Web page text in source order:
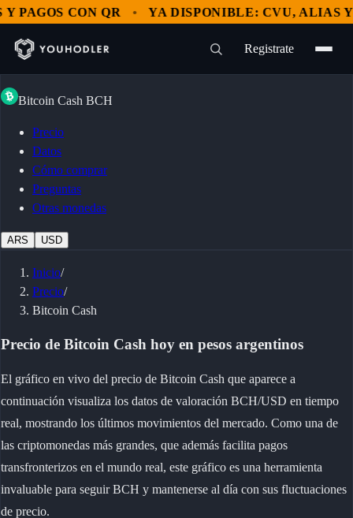
CON QR YA DISPONIBLE: CVU, ALIAS Y
Registrate
Bitcoin Cash BCH
Precio
Datos
Cómo comprar
Preguntas
Otras monedas
ARS USD
Inicio/
Precio/
Bitcoin Cash
Precio de Bitcoin Cash hoy en pesos argentinos
El gráfico en vivo del precio de Bitcoin Cash que aparece a
continuación visualiza los datos de valoración BCH/USD en tiempo
real, mostrando los últimos movimientos del mercado. Como una de
las criptomonedas más grandes, que además facilita pagos
transfronterizos en el mundo real, este gráfico es una herramienta
invaluable para seguir BCH y mantenerse al día con sus fluctuaciones
de precio.